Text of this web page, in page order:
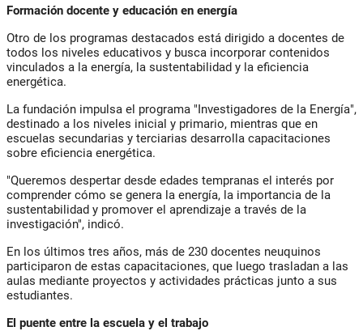
Formación docente y educación en energía
Otro de los programas destacados está dirigido a docentes de
todos los niveles educativos y busca incorporar contenidos
vinculados a la energía, la sustentabilidad y la eficiencia
energética.
La fundación impulsa el programa "Investigadores de la Energía",
destinado a los niveles inicial y primario, mientras que en
escuelas secundarias y terciarias desarrolla capacitaciones
sobre eficiencia energética.
"Queremos despertar desde edades tempranas el interés por
comprender cómo se genera la energía, la importancia de la
sustentabilidad y promover el aprendizaje a través de la
investigación", indicó.
En los últimos tres años, más de 230 docentes neuquinos
participaron de estas capacitaciones, que luego trasladan a las
aulas mediante proyectos y actividades prácticas junto a sus
estudiantes.
El puente entre la escuela y el trabajo